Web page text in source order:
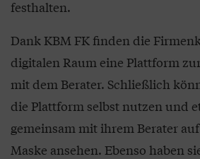
festhalten.
Dank KBM FK finden die
digitalen Raum eine Plattform
mit dem Berater. Schließlich
die Plattform selbst nutzen und
gemeinsam mit ihrem Berater
Maske ansehen. Ebenso haben